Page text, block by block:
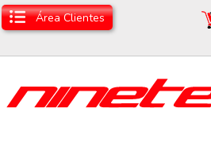
Área Clientes